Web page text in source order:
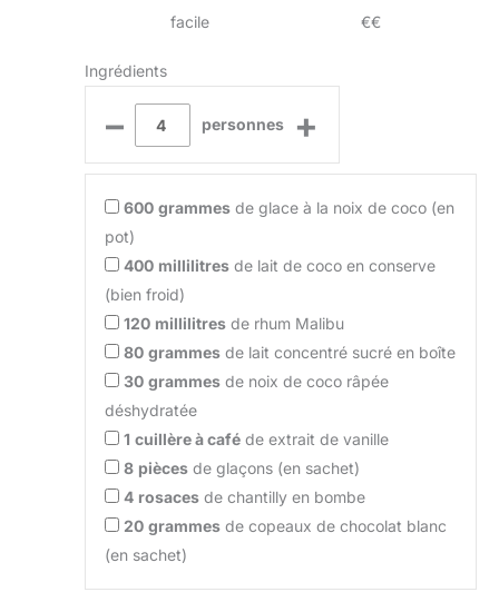
facile €€
Ingrédients
– personnes +
600 grammes de glace à la noix de coco (en
pot)
400 millilitres de lait de coco en conserve
(bien froid)
120 millilitres de rhum Malibu
80 grammes de lait concentré sucré en boîte
30 grammes de noix de coco râpée
déshydratée
1 cuillère à café de extrait de vanille
8 pièces de glaçons (en sachet)
4 rosaces de chantilly en bombe
20 grammes de copeaux de chocolat blanc
(en sachet)